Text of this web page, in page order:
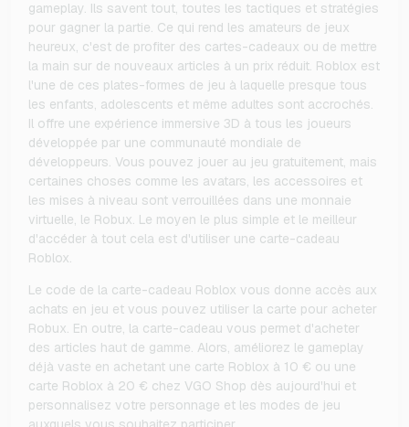
gameplay. Ils savent tout, toutes les tactiques et stratégies
pour gagner la partie. Ce qui rend les amateurs de jeux
heureux, c'est de profiter des cartes-cadeaux ou de mettre
la main sur de nouveaux articles à un prix réduit. Roblox est
l'une de ces plates-formes de jeu à laquelle presque tous
les enfants, adolescents et même adultes sont accrochés.
Il offre une expérience immersive 3D à tous les joueurs
développée par une communauté mondiale de
développeurs. Vous pouvez jouer au jeu gratuitement, mais
certaines choses comme les avatars, les accessoires et
les mises à niveau sont verrouillées dans une monnaie
virtuelle, le Robux. Le moyen le plus simple et le meilleur
d'accéder à tout cela est d'utiliser une carte-cadeau
Roblox.
Le code de la carte-cadeau Roblox vous donne accès aux
achats en jeu et vous pouvez utiliser la carte pour acheter
Robux. En outre, la carte-cadeau vous permet d'acheter
des articles haut de gamme. Alors, améliorez le gameplay
déjà vaste en achetant une carte Roblox à 10 € ou une
carte Roblox à 20 € chez VGO Shop dès aujourd'hui et
personnalisez votre personnage et les modes de jeu